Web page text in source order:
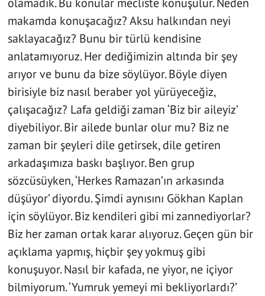
olamadık. Bu konular mecliste konuşulur. Neden
makamda konuşacağız? Aksu halkından neyi
saklayacağız? Bunu bir türlü kendisine
anlatamıyoruz. Her dediğimizin altında bir şey
arıyor ve bunu da bize söylüyor. Böyle diyen
birisiyle biz nasıl beraber yol yürüyeceğiz,
çalışacağız? Lafa geldiği zaman ‘Biz bir aileyiz’
diyebiliyor. Bir ailede bunlar olur mu? Biz ne
zaman bir şeyleri dile getirsek, dile getiren
arkadaşımıza baskı başlıyor. Ben grup
sözcüsüyken, ‘Herkes Ramazan’ın arkasında
düşüyor’ diyordu. Şimdi aynısını Gökhan Kaplan
için söylüyor. Biz kendileri gibi mi zannediyorlar?
Biz her zaman ortak karar alıyoruz. Geçen gün bir
açıklama yapmış, hiçbir şey yokmuş gibi
konuşuyor. Nasıl bir kafada, ne yiyor, ne içiyor
bilmiyorum. ‘Yumruk yemeyi mi bekliyorlardı?’